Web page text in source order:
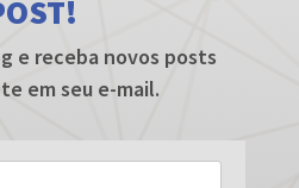
e receba novos posts
em seu e-mail.